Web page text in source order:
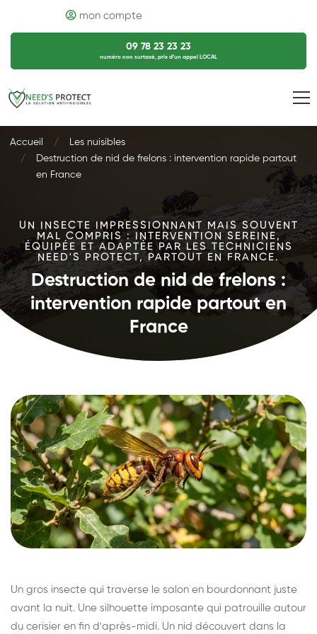
mon compte
09 78 23 23 23
numéro non surtaxé, prix d’un appel LOCAL
Accueil
Les nuisibles
Destruction de nid de frelons : intervention rapide partout
en France
UN INSECTE IMPRESSIONNANT MAIS SOUVENT
MAL COMPRIS : INTERVENTION SEREINE,
ÉQUIPÉE ET ADAPTÉE PAR LES TECHNICIENS
NEED'S PROTECT, PARTOUT EN FRANCE.
Destruction de nid de frelons :
intervention rapide partout en
France
Un gros insecte qui traverse le salon en bourdonnant juste
avant la nuit. Une silhouette imposante qui patrouille autour
du cerisier en fin d'après-midi. Un nid découvert dans la